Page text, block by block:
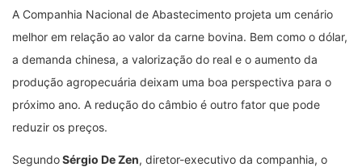
A Companhia Nacional de Abastecimento projeta um cenário
melhor em relação ao valor da carne bovina. Bem como o dólar,
a demanda chinesa, a valorização do real e o aumento da
produção agropecuária deixam uma boa perspectiva para o
próximo ano. A redução do câmbio é outro fator que pode
reduzir os preços.
SegundoSérgio De Zen, diretor-executivo da companhia, o